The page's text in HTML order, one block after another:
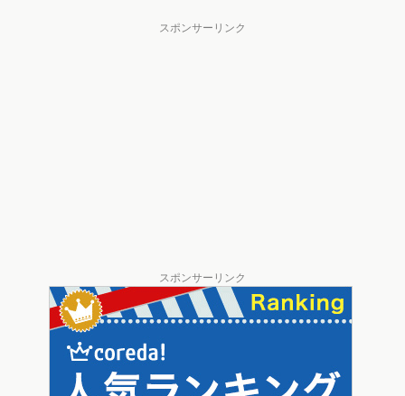
スポンサーリンク
スポンサーリンク